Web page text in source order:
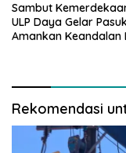
Sambut
ULP Daya Gelar
Amankan Keandalan
Rekomendasi